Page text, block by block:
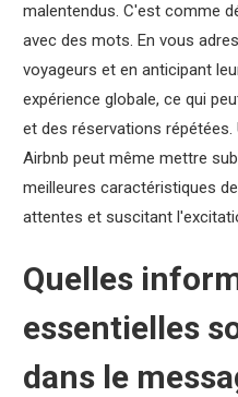
malentendus. C'est comme
avec des mots. En vous
voyageurs et en anticipant
expérience globale, ce qui
et des réservations répétées.
Airbnb peut même mettre
meilleures caractéristiques
attentes et suscitant
Quelles
essentielles
dans le